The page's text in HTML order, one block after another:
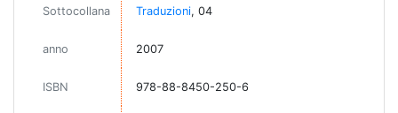
Sottocollana Traduzioni, 04
anno 2007
ISBN 978-88-8450-250-6